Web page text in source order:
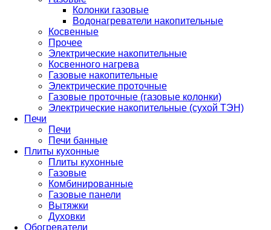
Колонки газовые
Водонагреватели накопительные
Косвенные
Прочее
Электрические накопительные
Косвенного нагрева
Газовые накопительные
Электрические проточные
Газовые проточные (газовые колонки)
Электрические накопительные (сухой ТЭН)
Печи
Печи
Печи банные
Плиты кухонные
Плиты кухонные
Газовые
Комбинированные
Газовые панели
Вытяжки
Духовки
Обогреватели